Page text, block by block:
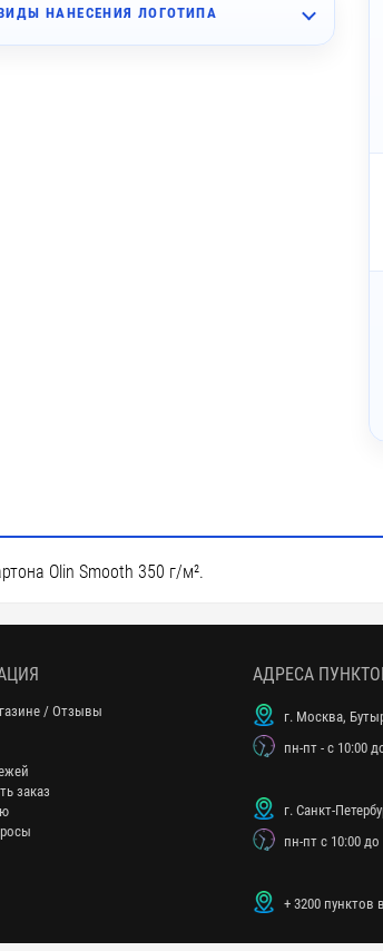
НАНЕСЕНИЯ ЛОГОТИПА
Olin Smooth 350 г/м².
/ Отзывы
заказ
АДРЕСА
г. Москва,
пн-пт - с 10:00
г. Санкт-
пн-пт с 10:00 до
+ 3200 пунктов